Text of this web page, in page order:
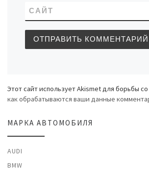
САЙТ
Этот сайт использует Akismet для борьбы
как обрабатываются ваши данные
МАРКА АВТОМОБИЛЯ
AUDI
BMW